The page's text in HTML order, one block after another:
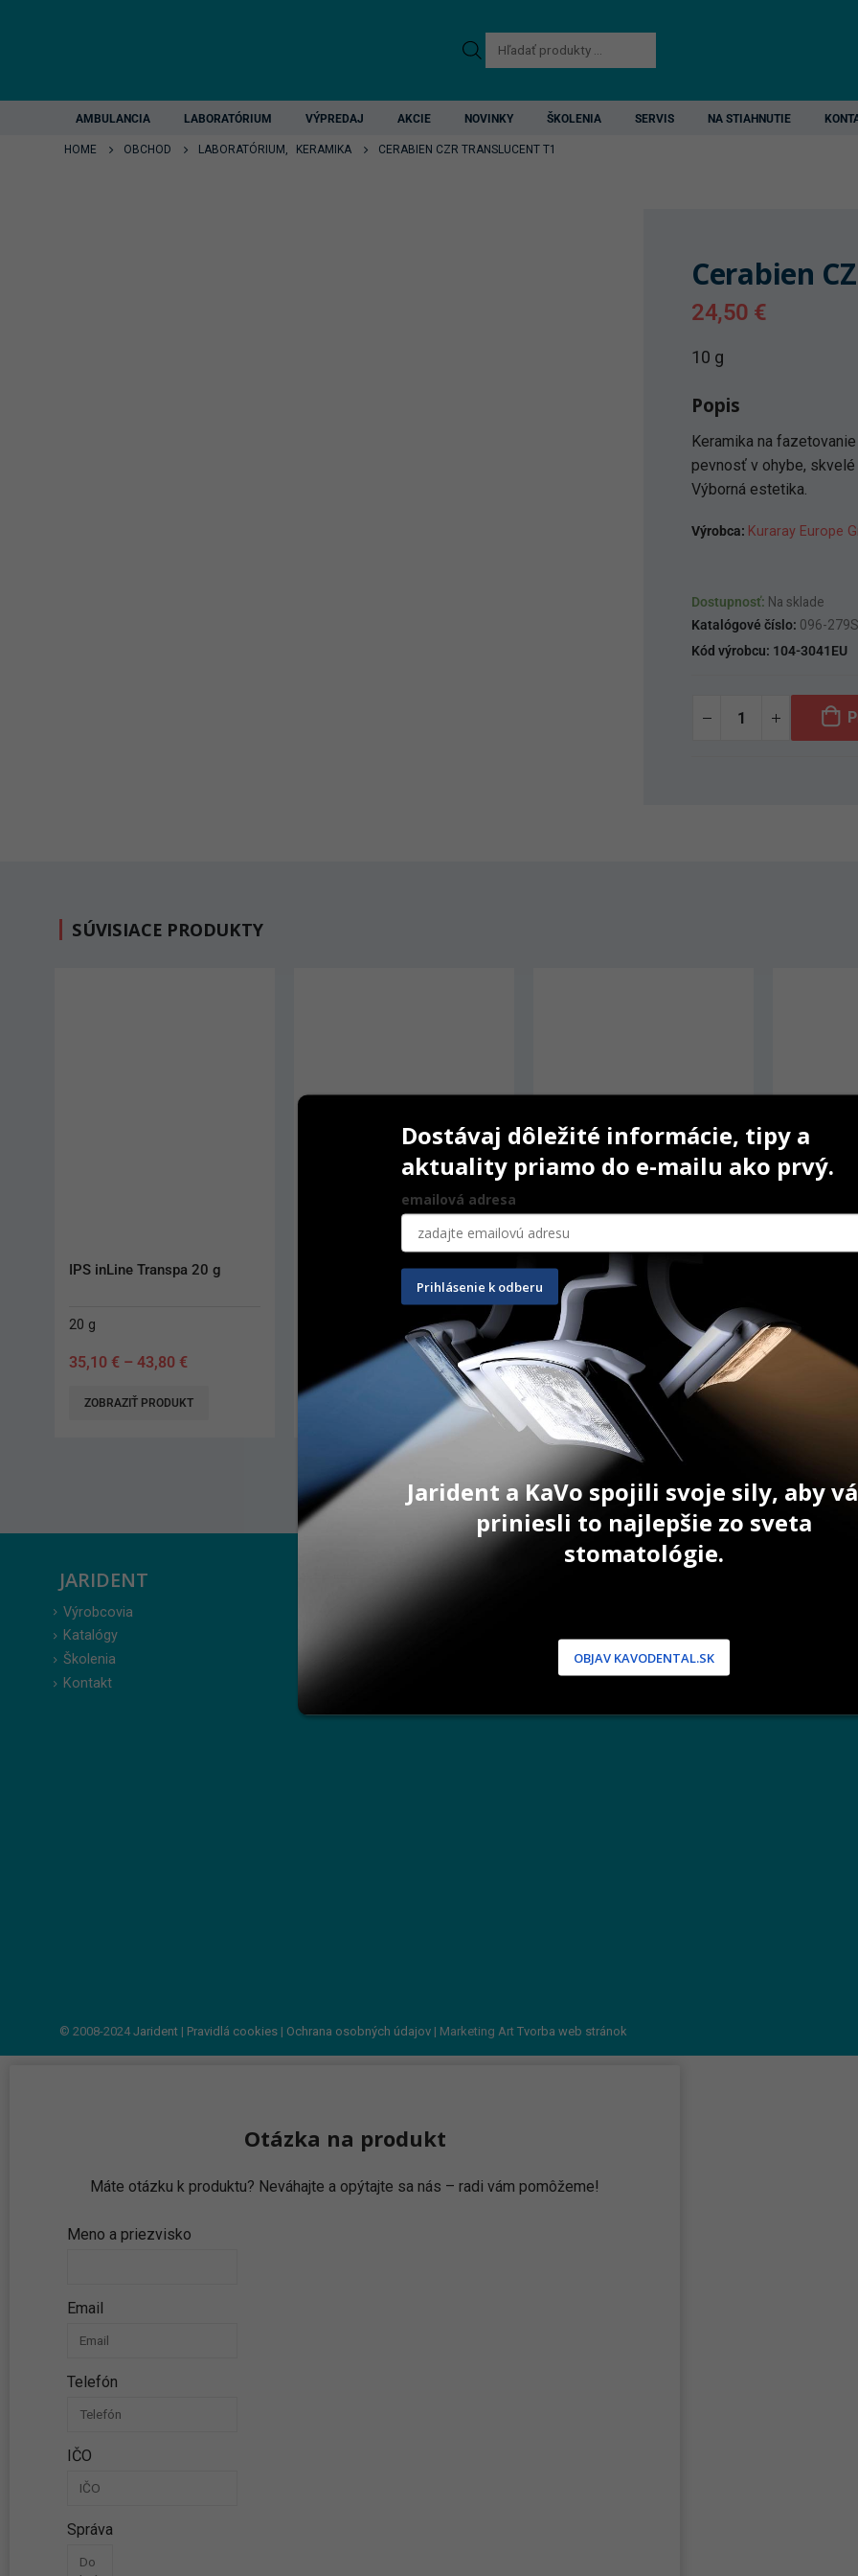
Products
search
AMBULANCIA LABORATÓRIUM VÝPREDAJ AKCIE NOVINKY ŠKOLENIA SERVIS NA STIAHNUTIE
HOME OBCHOD LABORATÓRIUM , KERAMIKA CERABIEN CZR TRANSLUCENT T1
Cerabien
24,50 €
10 g
Popis
Keramika na
pevnosť v ohybe,
Výborná estetika.
Výrobca: Kuraray Europe
Dostupnosť: Na sklade
Katalógové číslo: 096-279S
Kód výrobcu: 104-3041EU
SÚVISIACE PRODUKTY
€
ZOBRAZIŤ PRODUKT
IPS inLine Margin
20 g
50,10€
ZOBRAZIŤ PRODUKT
20 g
35,10€
JARIDENT
Výrobcovia
Katalógy
Školenia
Kontakt
ZÁKAZNÍCKA ZÓNA
Reklamácie
Servis
© 2008-2024Jarident | Pravidlá cookies | Ochrana osobných údajov | Marketing Art Tvorba web stránok
Otázka na produkt
Máte otázku k produktu? Neváhajte a opýtajte sa nás – radi vám pomôžeme!
Meno a priezvisko
Email
Telefón
IČO
Správa
Dostávaj dôležité informácie, tipy a
aktuality priamo do e-mailu ako prvý.
emailová adresa
Prihlásenie k odberu
Jarident a KaVo spojili svoje sily, aby
priniesli to najlepšie zo sveta
stomatológie.
OBJAV KAVODENTAL.SK